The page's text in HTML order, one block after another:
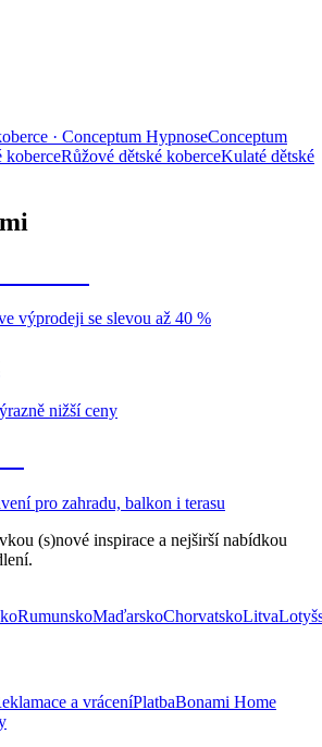
· Conceptum HypnoseConceptum
koberceRůžové dětské koberceKulaté dětské
výprodeji se slevou až 40 %
nižší ceny
pro zahradu, balkon i terasu
(s)nové inspirace a nejširší nabídkou
RumunskoMaďarskoChorvatskoLitva
a vráceníPlatbaBonami Home